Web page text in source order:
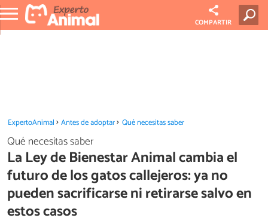
COMPARTIR
ExpertoAnimal Antes de adoptar Qué necesitas saber
Qué necesitas saber
La Ley de Bienestar Animal cambia el
futuro de los gatos callejeros: ya no
pueden sacrificarse ni retirarse salvo en
estos casos